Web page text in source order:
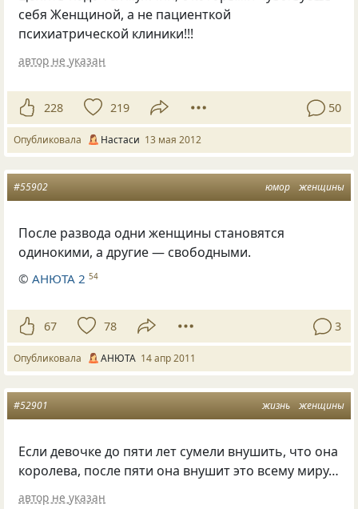
себя Женщиной, а не пациенткой
психиатрической клиники!!!
автор не указан
228 219 50
Опубликовала Настаси 13 мая 2012
юмор женщины
#55902
После развода одни женщины становятся
одинокими, а другие — свободными.
©АНЮТА 2 54
67 78 3
Опубликовала АНЮТА 14 апр 2011
жизнь женщины
#52901
Если девочке до пяти лет сумели внушить, что она
королева, после пяти она внушит это всему миру…
автор не указан